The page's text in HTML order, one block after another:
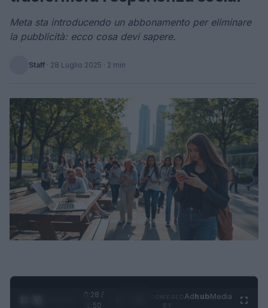
Meta sta introducendo un abbonamento per eliminare
la pubblicità: ecco cosa devi sapere.
Staff · 28 Luglio 2025 · 2 min
0:28 /
1:50
AdhubMedia